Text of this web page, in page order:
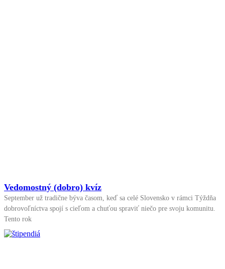
Vedomostný (dobro) kvíz
September už tradične býva časom, keď sa celé Slovensko v rámci Týždňa
dobrovoľníctva spojí s cieľom a chuťou spraviť niečo pre svoju komunitu.
Tento rok